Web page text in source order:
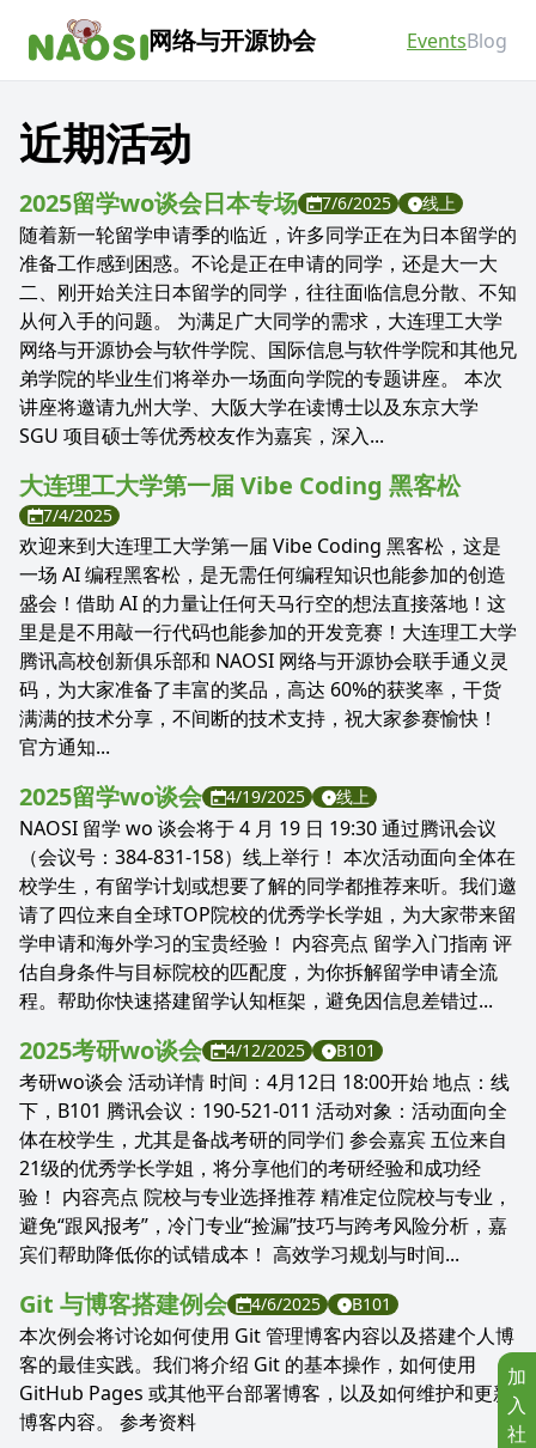
网络与开源协会 EventsBlog
近期活动
2025留学wo谈会日本专场 7/6/2025 线上
随着新一轮留学申请季的临近，许多同学正在为日本留学的
准备工作感到困惑。不论是正在申请的同学，还是大一大
二、刚开始关注日本留学的同学，往往面临信息分散、不知
从何入手的问题。 为满足广大同学的需求，大连理工大学
网络与开源协会与软件学院、国际信息与软件学院和其他兄
弟学院的毕业生们将举办一场面向学院的专题讲座。 本次
讲座将邀请九州大学、大阪大学在读博士以及东京大学
SGU 项目硕士等优秀校友作为嘉宾，深入...
大连理工大学第一届 Vibe Coding 黑客松
7/4/2025
欢迎来到大连理工大学第一届 Vibe Coding 黑客松，这是
一场 AI 编程黑客松，是无需任何编程知识也能参加的创造
盛会！借助 AI 的力量让任何天马行空的想法直接落地！这
里是是不用敲一行代码也能参加的开发竞赛！大连理工大学
腾讯高校创新俱乐部和 NAOSI 网络与开源协会联手通义灵
码，为大家准备了丰富的奖品，高达 60%的获奖率，干货
满满的技术分享，不间断的技术支持，祝大家参赛愉快！
官方通知...
2025留学wo谈会 4/19/2025 线上
NAOSI 留学 wo 谈会将于 4 月 19 日 19:30 通过腾讯会议
（会议号：384-831-158）线上举行！ 本次活动面向全体在
校学生，有留学计划或想要了解的同学都推荐来听。我们邀
请了四位来自全球TOP院校的优秀学长学姐，为大家带来留
学申请和海外学习的宝贵经验！ 内容亮点 留学入门指南 评
估自身条件与目标院校的匹配度，为你拆解留学申请全流
程。帮助你快速搭建留学认知框架，避免因信息差错过...
2025考研wo谈会 4/12/2025 B101
考研wo谈会 活动详情 时间：4月12日 18:00开始 地点：线
下，B101 腾讯会议：190-521-011 活动对象：活动面向全
体在校学生，尤其是备战考研的同学们 参会嘉宾 五位来自
21级的优秀学长学姐，将分享他们的考研经验和成功经
验！ 内容亮点 院校与专业选择推荐 精准定位院校与专业，
避免“跟风报考”，冷门专业“捡漏”技巧与跨考风险分析，嘉
宾们帮助降低你的试错成本！ 高效学习规划与时间...
Git 与博客搭建例会 4/6/2025 B101
本次例会将讨论如何使用 Git 管理博客内容以及搭建个人博
客的最佳实践。我们将介绍 Git 的基本操作，如何使用
GitHub Pages 或其他平台部署博客，以及如何维护和更新
博客内容。 参考资料
加
入
社